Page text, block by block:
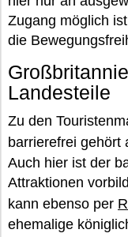
Zugang möglich
die
Landesteile
Zu den
barrierefrei gehört
Auch hier ist der
Attraktionen
kann ebenso per
ehemalige